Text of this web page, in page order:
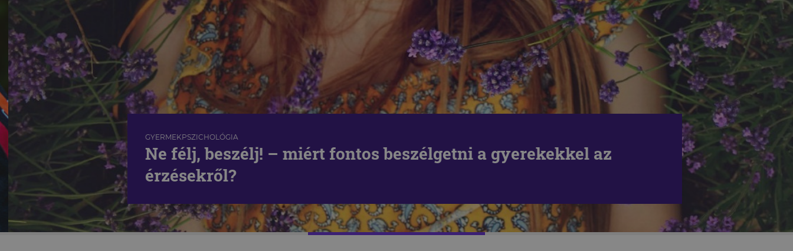
GYERMEKPSZICHOLÓGIA
Ne félj, beszélj! – miért fontos beszélgetni a gyerekekkel az
érzésekről?